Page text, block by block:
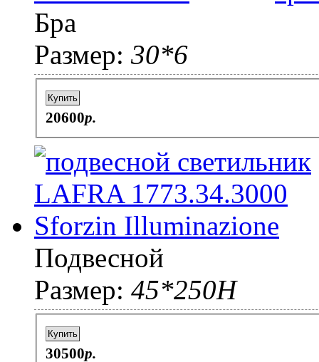
Бра
Размер: 30*6
Купить
20600p.
Подвесной
Размер: 45*250H
Купить
30500p.